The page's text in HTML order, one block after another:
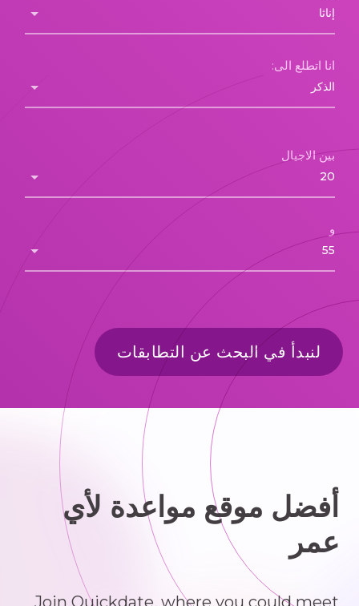
انا اتطلع الى:
بين الاجيال
و
لنبدأ في البحث عن التطابقات
أفضل موقع مواعدة لأي
عمر
Join Quickdate, where you could meet